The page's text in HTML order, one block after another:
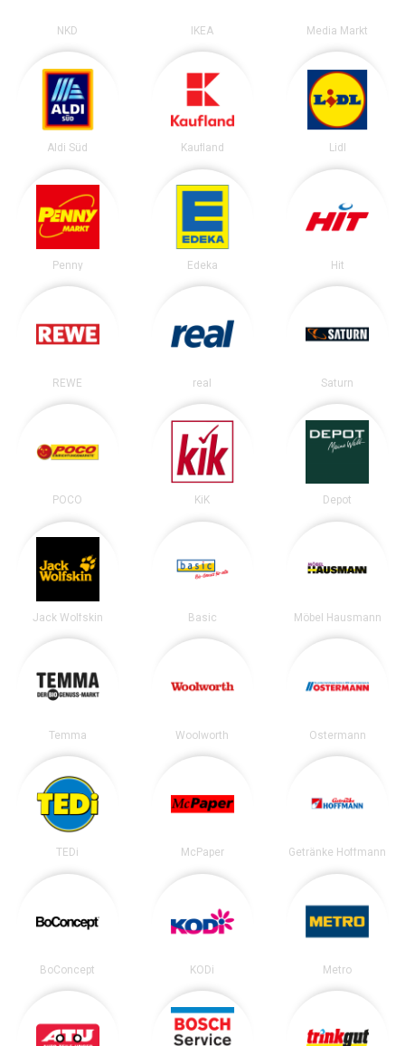
NKD IKEA Media Markt
Aldi Süd Kaufland Lidl
Penny Edeka Hit
REWE real Saturn
POCO KiK Depot
Jack Wolfskin Basic Möbel Hausmann
Temma Woolworth Ostermann
TEDi McPaper Getränke Hoffmann
BoConcept KODi Metro